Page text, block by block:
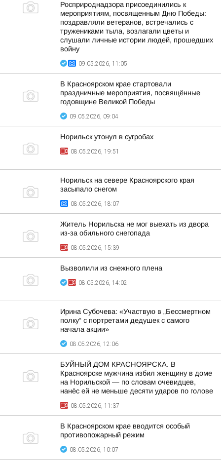
Росприроднадзора присоединились к
мероприятиям, посвященным Дню Победы:
поздравляли ветеранов, встречались с
тружениками тыла, возлагали цветы и
слушали личные истории людей, прошедших
войну
09.05.2026, 11:05
В Красноярском крае стартовали
праздничные мероприятия, посвящённые
годовщине Великой Победы
09.05.2026, 09:04
Норильск утонул в сугробах
08.05.2026, 19:51
Норильск на севере Красноярского края
засыпало снегом
08.05.2026, 18:07
Житель Норильска не мог выехать из двора
из-за обильного снегопада
08.05.2026, 15:39
Вызволили из снежного плена
08.05.2026, 14:02
Ирина Субочева: «Участвую в „Бессмертном
полку“ с портретами дедушек с самого
начала акции»
08.05.2026, 12:06
БУЙНЫЙ ДОМ КРАСНОЯРСКА. В
Красноярске мужчина избил женщину в доме
на Норильской — по словам очевидцев,
нанёс ей не меньше десяти ударов по голове
08.05.2026, 11:37
В Красноярском крае вводится особый
противопожарный режим
08.05.2026, 10:07